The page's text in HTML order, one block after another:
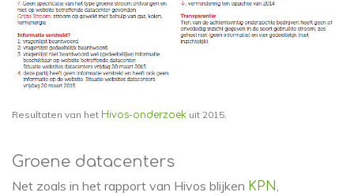
Resultaten van het Hivos-onderzoek uit 2015.
Groene datacenters
Net zoals in het rapport van Hivos blijken KPN,